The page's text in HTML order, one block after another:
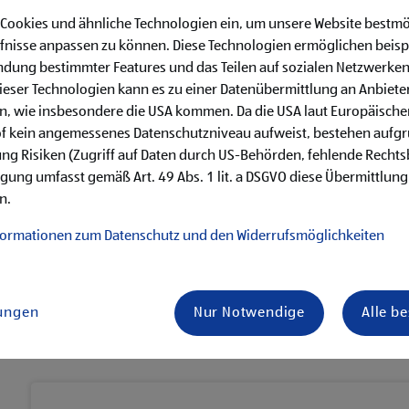
nach der Karenz
als persönliche
eine aufregende, aber auch herausfordernde Zeit sein. Wie
erzählen uns die engagierten Wiedereinsteigerinnen
Unternehmen durchlaufen – von der Assistenz der
Nachhaltigkeits-Abteilung und zum Supply Chain Management.
und ähnliche Technologien ein, um unsere Website
anpassen zu können. Diese Technologien ermöglichen
bestimmter Features und das Teilen auf sozialen
Technologien kann es zu einer Datenübermittlung an
wie insbesondere die USA kommen. Da die USA laut
kein angemessenes Datenschutzniveau aufweist, bestehen
Risiken (Zugriff auf Daten durch US-Behörden, fehlende
umfasst gemäß Art. 49 Abs. 1 lit. a DSGVO diese
zum Datenschutz und den Widerrufsmöglichkeiten
Nur Notwendige Alle